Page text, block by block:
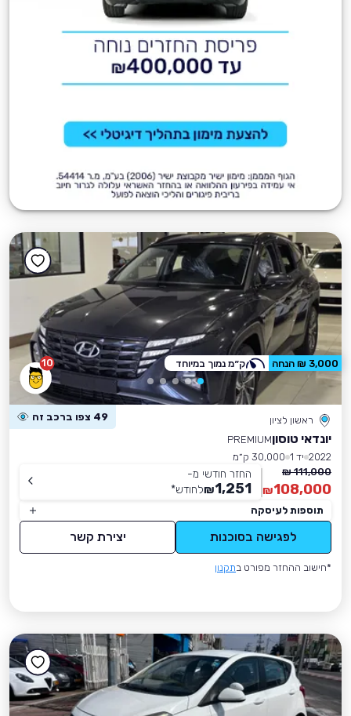
10
ראשון לציון 49 צפו ברכב זה
יונדאי טוסוןPREMIUM
2022 יד 1
30,000 ק״מ
111,000 ₪
108,000
₪
החזר חודשי מ-
1,251
₪לחודש*
תוספות לעיסקה
לפגישה בסוכנות יצירת קשר
*חישוב ההחזר מפורט בתקנון
3,000 ₪ הנחה ק״מ נמוך במיוחד